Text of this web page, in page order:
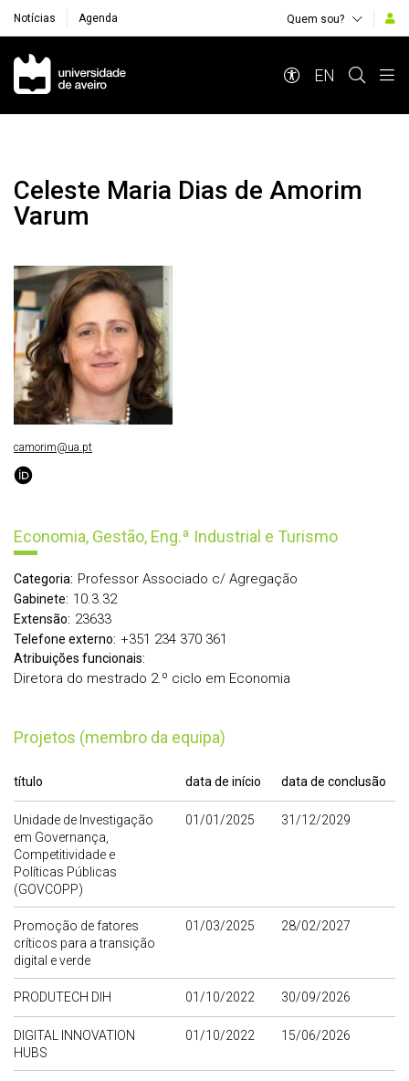
Notícias Agenda Quem sou?
Navegação Principal
EN
Celeste Maria Dias de Amorim
Varum
Economia, Gestão, Eng.ª Industrial e Turismo
Categoria: Professor Associado c/ Agregação
Gabinete: 10.3.32
Extensão: 23633
Telefone externo: +351 234 370 361
Atribuições funcionais:
Diretora do mestrado 2.º ciclo em Economia
Projetos (membro da equipa)
título data de início data de conclusão
Unidade de Investigação
em Governança,
Competitividade e
Políticas Públicas
(GOVCOPP)
01/01/2025 31/12/2029
Promoção de fatores
críticos para a transição
digital e verde
01/03/2025 28/02/2027
PRODUTECH DIH 01/10/2022 30/09/2026
DIGITAL INNOVATION
HUBS
01/10/2022 15/06/2026
camorim@ua.pt